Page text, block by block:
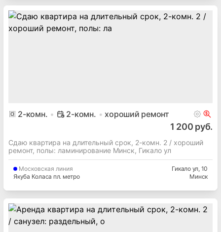
2-комн. 2-комн. хороший ремонт
1 200 руб.
Сдаю квартира на длительный срок, 2-комн. 2 / хороший
ремонт, полы: ламинирование Минск, Гикало ул
Московская линия
Якуба Коласа пл. метро
Гикало ул, 10
Минск